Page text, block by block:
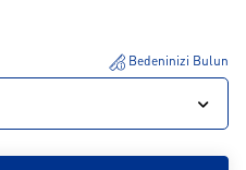
Bedeninizi Bulun